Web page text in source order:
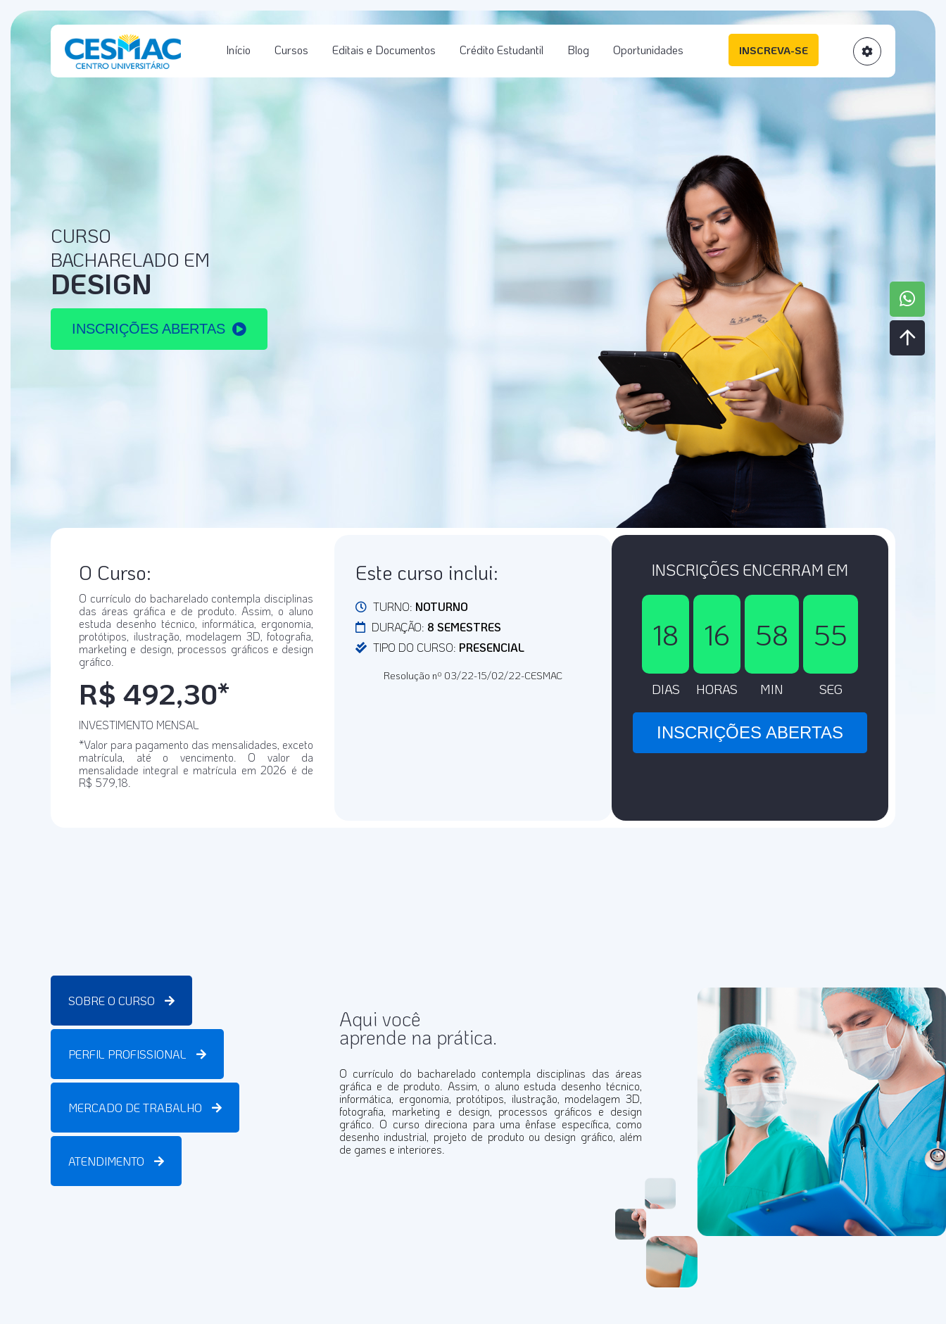
Início Cursos Editais e Documentos Crédito Estudantil Blog Oportunidades INSCREVA-SE
CURSO
BACHARELADO EM
DESIGN
INSCRIÇÕES ABERTAS
O Curso:
O currículo do bacharelado contempla disciplinas
das áreas gráfica e de produto. Assim, o aluno
estuda desenho técnico, informática, ergonomia,
protótipos, ilustração, modelagem 3D, fotografia,
marketing e design, processos gráficos e design
gráfico.
R$ 492,30*
INVESTIMENTO MENSAL
*Valor para pagamento das mensalidades, exceto
matrícula, até o vencimento. O valor da
mensalidade integral e matrícula em 2026 é de
R$ 579,18.
Este curso inclui:
TURNO: NOTURNO
DURAÇÃO: 8 SEMESTRES
TIPO DO CURSO: PRESENCIAL
Resolução nº 03/22-15/02/22-CESMAC
INSCRIÇÕES ENCERRAM EM
18
DIAS
16
HORAS
58
MIN
54
SEG
INSCRIÇÕES ABERTAS
SOBRE O CURSO
PERFIL PROFISSIONAL
MERCADO DE TRABALHO
ATENDIMENTO
Aqui você
aprende na prática.
O currículo do bacharelado contempla disciplinas das áreas
gráfica e de produto. Assim, o aluno estuda desenho técnico,
informática, ergonomia, protótipos, ilustração, modelagem 3D,
fotografia, marketing e design, processos gráficos e design
gráfico. O curso direciona para uma ênfase específica, como
desenho industrial, projeto de produto ou design gráfico, além
de games e interiores.